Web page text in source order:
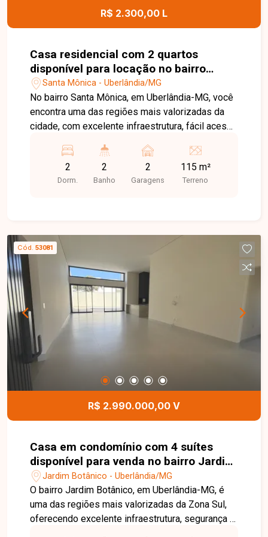
com ótima infraestrutura. Entre em contato e
R$ 2.300,00 L
Casa residencial com 2 quartos
disponível para locação no bairro
Santa Mônica em Uberlândia-MG
Santa Mônica - Uberlândia/MG
No bairro Santa Mônica, em Uberlândia-MG, você
encontra uma das regiões mais valorizadas da
cidade, com excelente infraestrutura, fácil acesso
supermercados, escolas, farmácias, restaurantes,
universidades e diversos comércios,
proporcionando praticidade e qualidade de vida.
sob a pia, área de serviço com banheiro de apoio
e 2 vagas de garagem, sendo 1 coberta. Os
ambientes são bem distribuídos, oferecendo
conforto e funcionalidade para o dia a dia. Uma
excelente oportunidade para quem busca morar
em uma casa bem localizada, em um dos bairros
mais desejados de Uberlândia. Entre em contato
e agende sua visita!
2
Dorm.
2
Banho
2
Garagens
115 m²
Terreno
Cód. 53081
R$ 2.990.000,00 V
Casa em condomínio com 4 suítes
disponível para venda no bairro Jardim
Botânico em Uberlândia-MG
Jardim Botânico - Uberlândia/MG
O bairro Jardim Botânico, em Uberlândia-MG, é
uma das regiões mais valorizadas da Zona Sul,
oferecendo excelente infraestrutura, segurança e